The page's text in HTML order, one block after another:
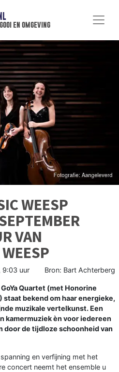
en omgeving
WEESP
VAN
9:03 uur Bron: Bart Achterberg
Quartet (met Honorine
bekend om haar energieke,
muzikale vertelkunst. Een
kamermuziek èn voor iedereen
door de tijdloze schoonheid van
en verfijning met het
concert neemt het ensemble u